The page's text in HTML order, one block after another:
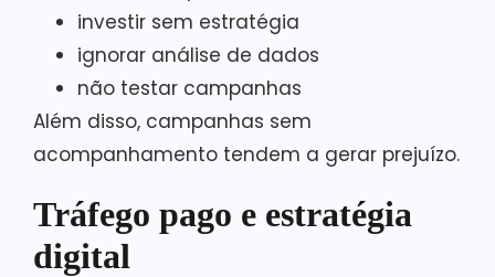
investir sem estratégia
ignorar análise de dados
não testar campanhas
Além disso, campanhas sem
acompanhamento tendem a gerar prejuízo.
Tráfego pago e estratégia
digital